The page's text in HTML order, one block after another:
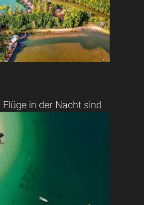
Flüge in der Nacht sind